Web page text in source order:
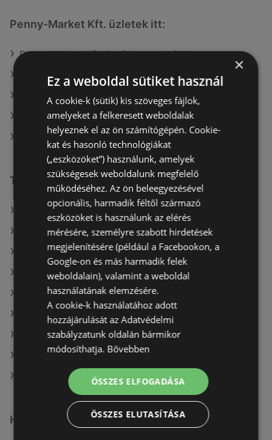
Penny-Market Kft. üzletek itt:
Penny-Market Kft. itt: Balatonalmádi
Penny-Market Kft. itt: Celldömölki
Penny-Market Kft. itt: Csepregi
Penny-Market Kft. itt: Polgári
Penny-Market Kft. itt: Salgótarjáni
További linkek
A(z) Penny-Market Kft. ajánlatai
A(z) COOP Szolnok Zrt. ajánlatai
A(z) Privát max ajánlatai
A(z) Chef Market aktuális akciós újságjai
A(z) ÁRKLUB aktuális akciós újságjai
A(z) Spar aktuális akciós újságjai
A(z) CBA aktuális akciós újságjai
A(z) Coop aktuális akciós újságjai
A(z) Penny-Market Kft. üzletei itt: Sopron-Fertődi
Hasonló kiskereskedők
×
Ez a weboldal sütiket használ
A cookie-k (sütik) kis szöveges fájlok,
amelyeket a felkeresett weboldalak
helyeznek el az ön számítógépén. Cookie-
kat és hasonló technológiákat
(„eszközöket”) használunk, amelyek
szükségesek weboldalunk megfelelő
működéséhez. Az ön beleegyezésével
opcionális, harmadik féltől származó
eszközöket is használunk az elérés
mérésére, személyre szabott hirdetések
megjelenítésére (például a Facebookon, a
Google-on és más harmadik felek
weboldalain), valamint a weboldal
használatának elemzésére.
A cookie-k használatához adott
hozzájárulását az Adatvédelmi
szabályzatunk oldalán bármikor
módosíthatja. Bővebben
ÖSSZES ELFOGADÁSA
ÖSSZES ELUTASÍTÁSA